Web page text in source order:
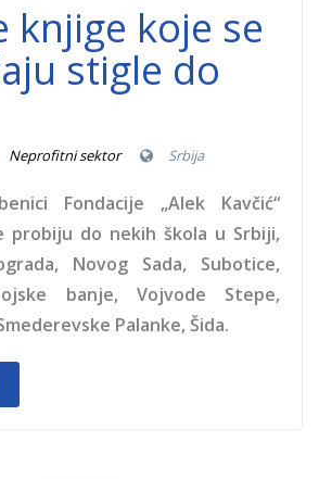
knjige koje se
stigle do
Neprofitni sektor Srbija
Fondacije „Alek Kavčić“
probiju do nekih škola u Srbiji,
Novog Sada, Subotice,
banje, Vojvode Stepe,
Palanke, Šida.